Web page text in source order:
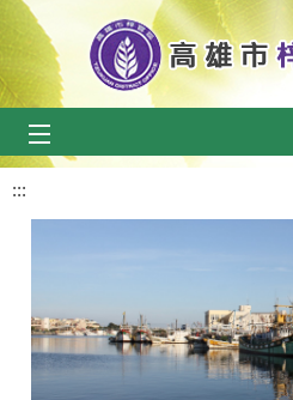
跳到主要內容區塊
:::